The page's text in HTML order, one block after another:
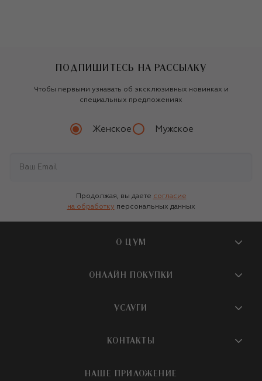
ПОДПИШИТЕСЬ НА РАССЫЛКУ
Чтобы первыми узнавать об эксклюзивных новинках и
специальных предложениях
Женское Мужское
Продолжая, вы даете согласие
на обработку персональных данных
О ЦУМ
О магазине
Бутики и ПВЗ ЦУМ
Карьера
ОНЛАЙН ПОКУПКИ
Доставка
УСЛУГИ
Подарочная карта
КОНТАКТЫ
НАШЕ ПРИЛОЖЕНИЕ